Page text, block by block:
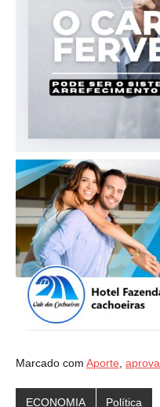
Marcado com Aporte aprova
ECONOMIA Política